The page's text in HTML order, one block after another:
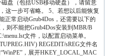
盘（包括USB移动硬盘），请留意
这一步可省略。 5、若想以后能恢复
正常启动Grub4Dos，还需要以下的
则不能把Grub4Dos安装到MBR/B
文件，以配置启动菜单。
REGEDIT/sREG文件名
，展开HKEY_LOCAL_MAC